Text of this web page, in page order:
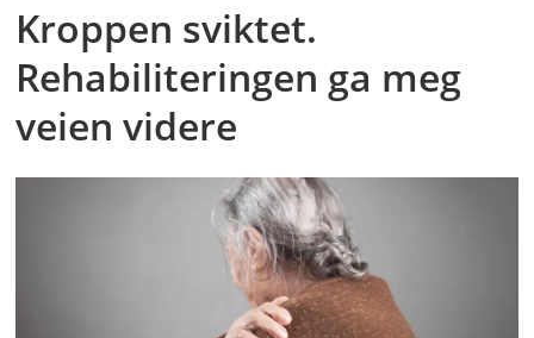
Kroppen sviktet.
Rehabiliteringen ga meg
veien videre